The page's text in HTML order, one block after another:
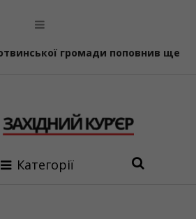
ще один шкільний
Категорії